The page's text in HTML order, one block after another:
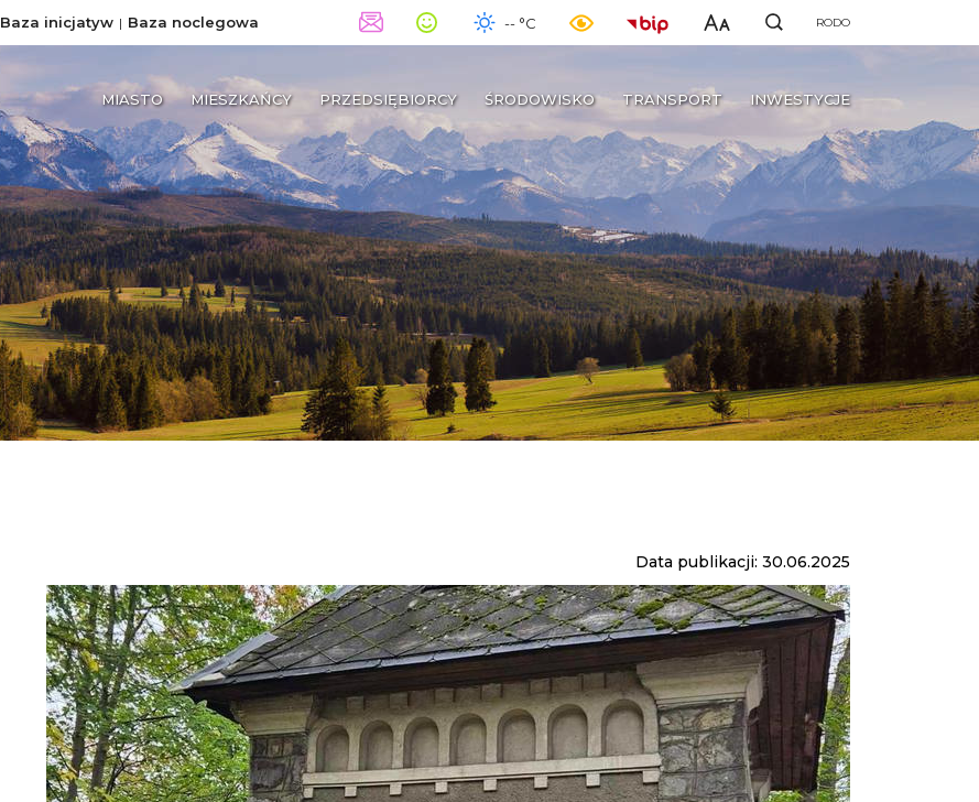
Baza inicjatyw Baza noclegowa -- °C RODO
MIASTO MIESZKAŃCY PRZEDSIĘBIORCY ŚRODOWISKO TRANSPORT INWESTYCJE
Data publikacji: 30.06.2025